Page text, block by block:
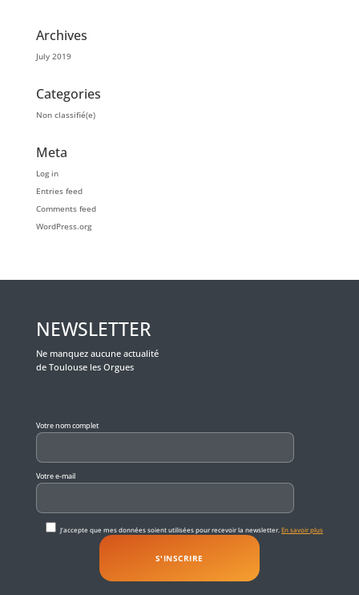
Archives
July 2019
Categories
Non classifié(e)
Meta
Log in
Entries feed
Comments feed
WordPress.org
NEWSLETTER
Ne manquez aucune actualité
de Toulouse les Orgues
Votre nom complet
Votre e-mail
J'accepte que mes données soient utilisées pour recevoir la newsletter.En savoir plus